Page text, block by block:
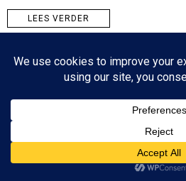
LEES VERDER
Since 2003 © All Rights Reserved | Foto's
NIEUWSBRIEF CONTACT